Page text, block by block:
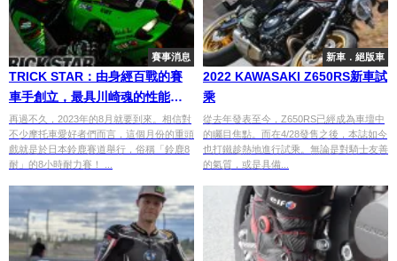
賽事消息
TRICK STAR：由身經百戰的賽
車手創立，最具川崎魂的性能改
裝品牌！
再過不久，2023年的8月就要到來。相信對
不少摩托車愛好者們而言，這個月份的重頭
戲就是於日本鈴鹿賽道舉行，俗稱「鈴鹿8
耐」的8小時耐力賽！ ...
新車．絕版車
2022 KAWASAKI Z650RS新車試
乘
從去年發表至今，Z650RS已經成為車壇中
的矚目焦點。而在4/28發售之後，本誌如今
也打鐵趁熱地進行試乘。無論是對騎士友善
的氣質，或是具備...